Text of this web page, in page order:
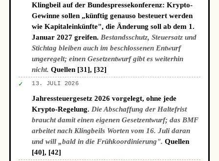
Klingbeil auf der Bundespressekonferenz: Krypto-
Gewinne sollen „künftig genauso besteuert werden
wie Kapitaleinkünfte", die Änderung soll ab dem 1.
Januar 2027 greifen. Bestandsschutz, Steuersatz und
Stichtag bleiben auch im beschlossenen Entwurf
ungeregelt; einen Gesetzentwurf gibt es weiterhin
nicht. Quellen [31], [32]
✓ 13. JULI 2026
Jahressteuergesetz 2026 vorgelegt, ohne jede
Krypto-Regelung. Die Abschaffung der Haltefrist
braucht damit einen eigenen Gesetzentwurf; das BMF
arbeitet nach Klingbeils Worten vom 16. Juli daran
und will „bald in die Frühkoordinierung". Quellen
[40], [42]